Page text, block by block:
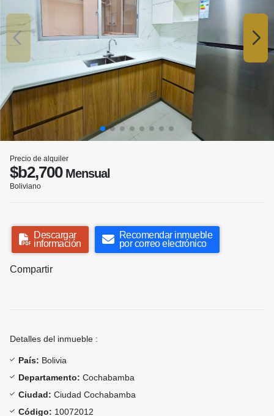
Precio de alquiler
$b2,700Mensual
Boliviano
Descargar
información
Recomendar inmueble
por correo electrónico
Compartir
Detalles del inmueble :
País: Bolivia
Departamento: Cochabamba
Ciudad: Ciudad Cochabamba
Código: 10072012